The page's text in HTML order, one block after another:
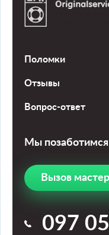
Поломки
Отзывы
Вопрос-ответ
Мы позаботимся
Вызов
097